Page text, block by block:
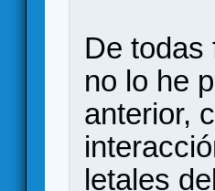
De todas
no lo he
anterior,
letales